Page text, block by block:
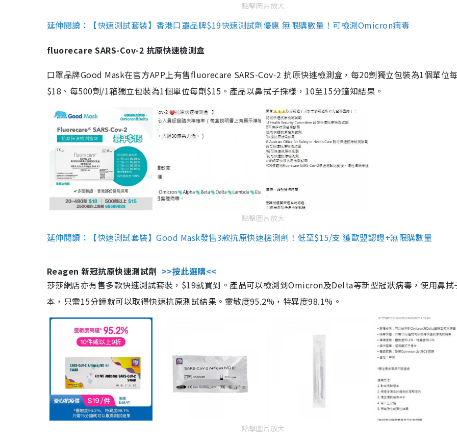
點擊圖片放大
延伸閱讀：【快速測試套裝】香港口罩品牌$19快速測試劑優惠 無限購數量！可檢測Omicron病毒
fluorecare SARS-Cov-2 抗原快速檢測盒
口罩品牌Good Mask在官方APP上有售fluorecare SARS-Cov-2 抗原快速檢測盒，每20劑獨立包裝為1個單位
$18、每500劑/1箱獨立包裝為1個單位每劑$15。產品以鼻拭子採樣，10至15分鐘知結果。
點擊圖片放大
延伸閱讀：【快速測試套裝】Good Mask發售3款抗原快速檢測劑！低至$15/支 獲歐盟認證+無限購數量
Reagen 新冠抗原快速測試劑 >>按此選購<<
莎莎網店亦有售多款快速測試套裝，$19就買到。產品可以檢測到Omicron及Delta等新型冠狀病毒，使用鼻拭
本，只需15分鐘就可以取得快速抗原測試結果。靈敏度95.2%，特異度98.1%。
點擊圖片放大